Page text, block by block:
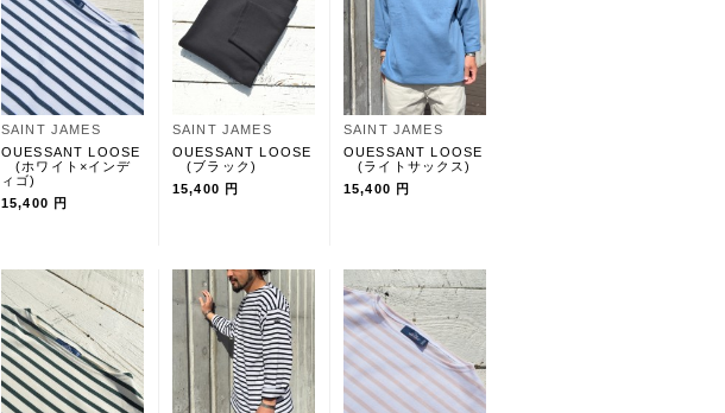
SAINT JAMES
OUESSANT LOOSE
(ホワイト×インデ
ィゴ)
15,400 円
SAINT JAMES
OUESSANT LOOSE
(ブラック)
15,400 円
SAINT JAMES
OUESSANT LOOSE
(ライトサックス)
15,400 円